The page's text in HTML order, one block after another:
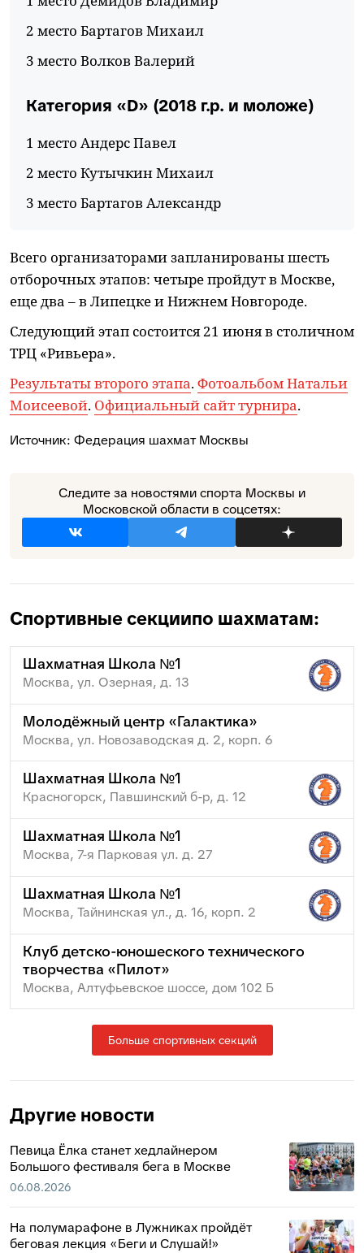
2 место Бартагов Михаил
3 место Волков Валерий
Категория «D» (2018 г.р. и моложе)
1 место Андерс Павел
2 место Кутычкин Михаил
3 место Бартагов Александр
Всего организаторами запланированы шесть
отборочных этапов: четыре пройдут в Москве,
еще два – в Липецке и Нижнем Новгороде.
Следующий этап состоится 21 июня в столичном
ТРЦ «Ривьера».
Результаты второго этапа. Фотоальбом Натальи
Моисеевой. Официальный сайт турнира.
Источник: Федерация шахмат Москвы
Следите за новостями спорта Москвы и
Московской области в соцсетях:
Спортивные секциипо шахматам:
Шахматная Школа №1
Москва, ул. Озерная, д. 13
Молодёжный центр «Галактика»
Москва, ул. Новозаводская д. 2, корп. 6
Шахматная Школа №1
Красногорск, Павшинский б-р, д. 12
Шахматная Школа №1
Москва, 7-я Парковая ул. д. 27
Шахматная Школа №1
Москва, Тайнинская ул., д. 16, корп. 2
Клуб детско-юношеского технического
творчества «Пилот»
Москва, Алтуфьевское шоссе, дом 102 Б
Больше спортивных секций
Другие новости
Певица Ёлка станет хедлайнером
Большого фестиваля бега в Москве
06.08.2026
На полумарафоне в Лужниках пройдёт
беговая лекция «Беги и Слушай!»